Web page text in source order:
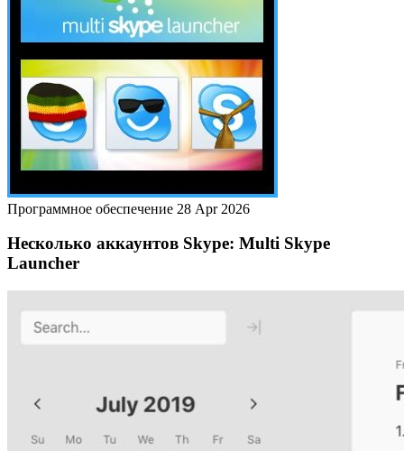
Программное обеспечение 28 Apr 2026
Несколько аккаунтов Skype: Multi Skype
Launcher